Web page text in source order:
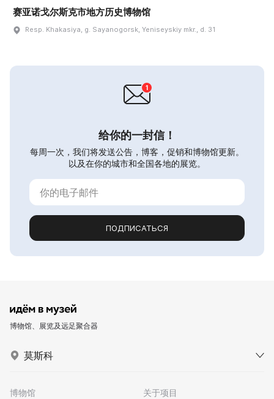
赛亚诺戈尔斯克市地方历史博物馆
Resp. Khakasiya, g. Sayanogorsk, Yeniseyskiy mkr., d. 31
给你的一封信！
每周一次，我们将发送公告，博客，促销和博物馆更新。
以及在你的城市和全国各地的展览。
ПОДПИСАТЬСЯ
博物馆、展览及远足聚合器
莫斯科
博物馆
关于项目